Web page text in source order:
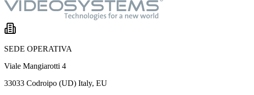
SEDE OPERATIVA
Viale Mangiarotti 4
33033 Codroipo (UD) Italy, EU